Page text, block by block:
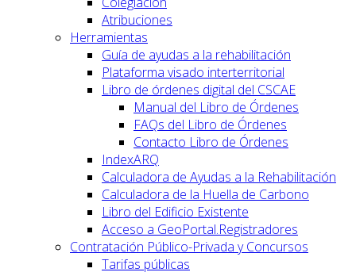
Atribuciones
Herramientas
Guía de ayudas a la rehabilitación
Plataforma visado interterritorial
Libro de órdenes digital del CSCAE
Manual del Libro de Órdenes
FAQs del Libro de Órdenes
Contacto Libro de Órdenes
IndexARQ
Calculadora de Ayudas a la Rehabilitación
Calculadora de la Huella de Carbono
Libro del Edificio Existente
Acceso a GeoPortal.Registradores
Contratación Público-Privada y Concursos
Tarifas públicas